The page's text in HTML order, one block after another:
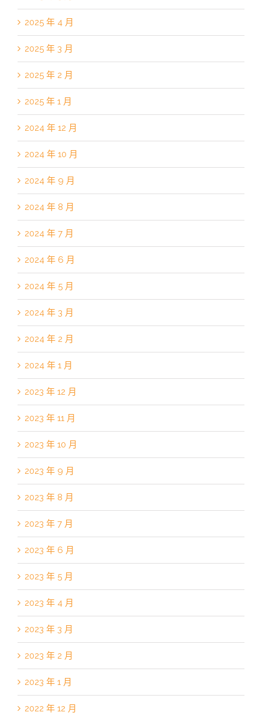
2025 年 4 月
2025 年 3 月
2025 年 2 月
2025 年 1 月
2024 年 12 月
2024 年 10 月
2024 年 9 月
2024 年 8 月
2024 年 7 月
2024 年 6 月
2024 年 5 月
2024 年 3 月
2024 年 2 月
2024 年 1 月
2023 年 12 月
2023 年 11 月
2023 年 10 月
2023 年 9 月
2023 年 8 月
2023 年 7 月
2023 年 6 月
2023 年 5 月
2023 年 4 月
2023 年 3 月
2023 年 2 月
2023 年 1 月
2022 年 12 月